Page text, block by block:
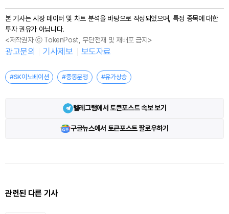
본 기사는 시장 데이터 및 차트 분석을 바탕으로 작성되었으며, 특정 종목에 대한
투자 권유가 아닙니다.
<저작권자 ⓒ TokenPost, 무단전재 및 재배포 금지>
광고문의 기사제보 보도자료
#SK이노베이션 #중동분쟁 #유가상승
텔레그램에서 토큰포스트 속보 보기
구글뉴스에서 토큰포스트 팔로우하기
관련된 다른 기사